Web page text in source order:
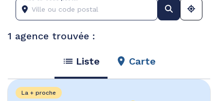
1 agence trouvée :
Liste Carte
La + proche